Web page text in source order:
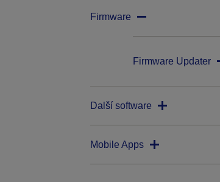
Firmware
Firmware Updater
Další software
Mobile Apps